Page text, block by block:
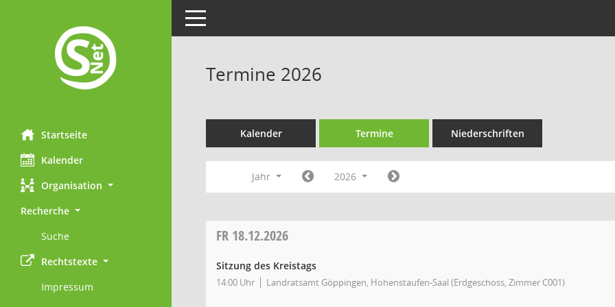
Startseite
Kalender
Organisation
Recherche
Suche
Rechtstexte
Impressum
Toggle navigation
Termine 2026
Kalender Termine Niederschriften
Jahr 2026
FR 18.12.2026
Sitzung des Kreistags
14:00 Uhr Landratsamt Göppingen, Hohenstaufen-Saal (Erdgeschoss, Zimmer C001)